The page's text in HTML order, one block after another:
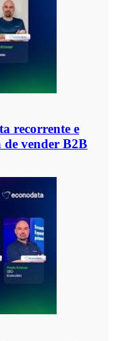
recorrente e
vender B2B